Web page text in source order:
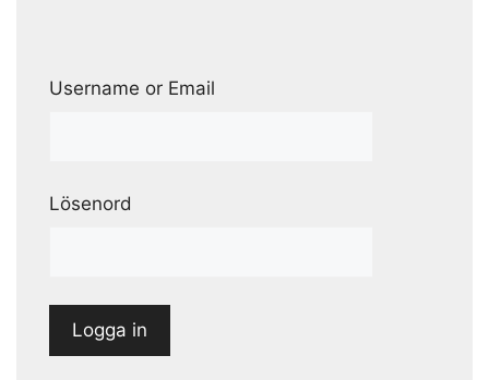
Username or Email
Lösenord